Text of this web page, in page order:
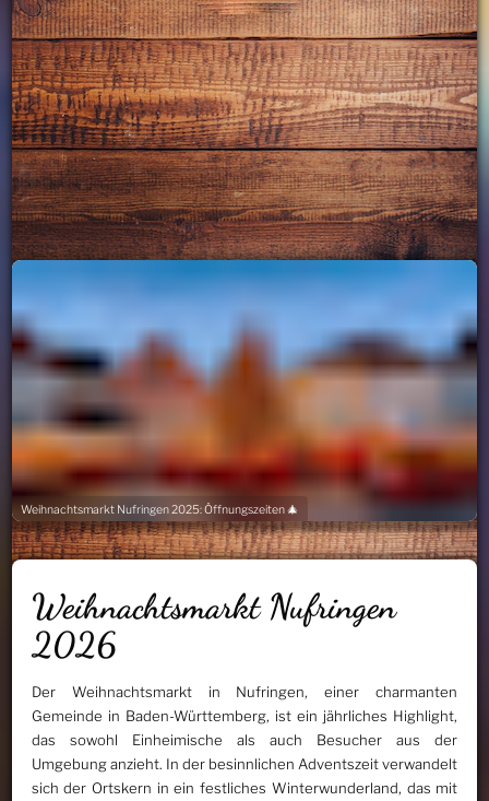
Weihnachtsmarkt Nufringen 2025: Öffnungszeiten 🎄
Weihnachtsmarkt Nufringen
2026
Der Weihnachtsmarkt in Nufringen, einer charmanten
Gemeinde in Baden-Württemberg, ist ein jährliches Highlight,
das sowohl Einheimische als auch Besucher aus der
Umgebung anzieht. In der besinnlichen Adventszeit verwandelt
sich der Ortskern in ein festliches Winterwunderland, das mit